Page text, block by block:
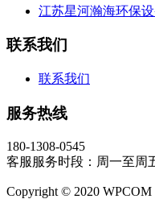
江苏星河瀚海环保
联系我们
联系我们
服务热线
180-1308-0545
客服服务时段：周一至周
Copyright © 2020